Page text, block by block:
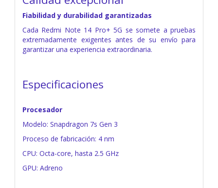
Fiabilidad y durabilidad garantizadas
Cada Redmi Note 14 Pro+ 5G se somete a pruebas
extremadamente exigentes antes de su envío para
garantizar una experiencia extraordinaria.
Especificaciones
Procesador
Modelo: Snapdragon 7s Gen 3
Proceso de fabricación: 4 nm
CPU: Octa-core, hasta 2.5 GHz
GPU: Adreno